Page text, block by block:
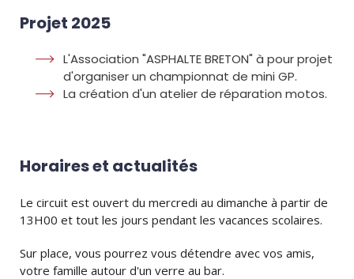
Projet 2025
L'Association "ASPHALTE BRETON" à pour projet
d'organiser un championnat de mini GP.
La création d'un atelier de réparation motos.
Horaires et actualités
Le circuit est ouvert du mercredi au dimanche à partir de
13H00 et tout les jours pendant les vacances scolaires.
Sur place, vous pourrez vous détendre avec vos amis,
votre famille autour d'un verre au bar.